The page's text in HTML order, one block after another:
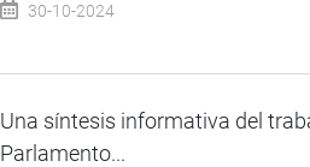
30-10-2024
Una síntesis informativa del
Parlamento...